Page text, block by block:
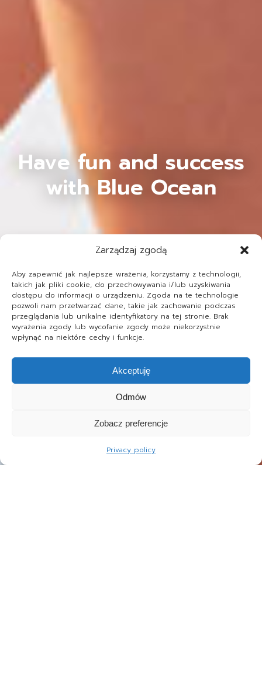
Zarządzaj zgodą
Aby zapewnić jak najlepsze wrażenia, korzystamy z technologii,
takich jak pliki cookie, do przechowywania i/lub uzyskiwania
dostępu do informacji o urządzeniu. Zgoda na te technologie
pozwoli nam przetwarzać dane, takie jak zachowanie podczas
przeglądania lub unikalne identyfikatory na tej stronie. Brak
wyrażenia zgody lub wycofanie zgody może niekorzystnie
wpłynąć na niektóre cechy i funkcje.
Akceptuję
Odmów
Zobacz preferencje
Privacy policy
Have fun and success
with Blue Ocean